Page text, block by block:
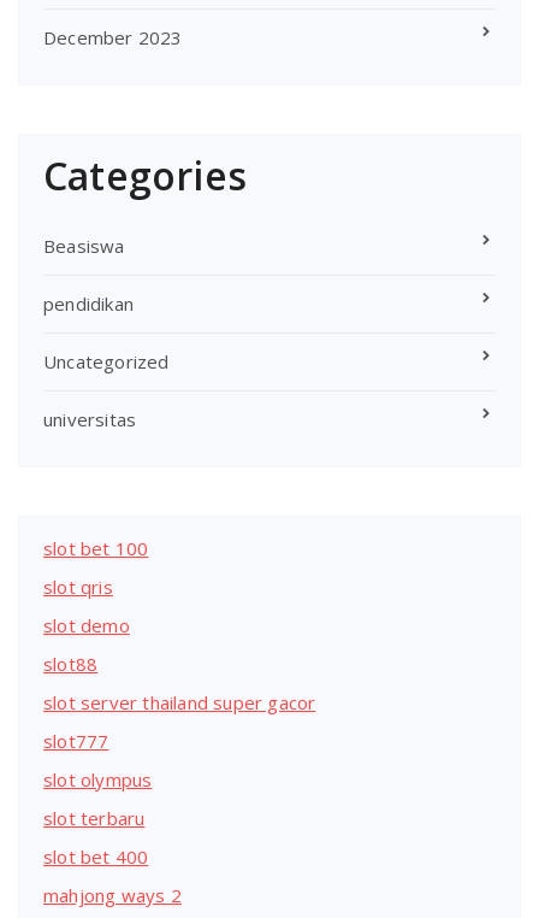
December 2023
Categories
Beasiswa
pendidikan
Uncategorized
universitas
slot bet 100
slot qris
slot demo
slot88
slot server thailand super gacor
slot777
slot olympus
slot terbaru
slot bet 400
mahjong ways 2